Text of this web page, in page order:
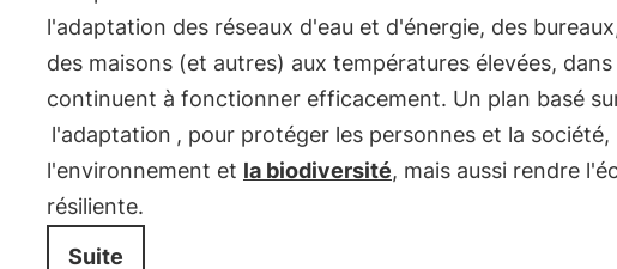
l'adaptation des réseaux d'eau et d'énergie, des
des maisons (et autres) aux températures élevées,
continuent à fonctionner efficacement. Un plan basé
l'adaptation , pour protéger les personnes et la
l'environnement et la biodiversité, mais aussi rendre
résiliente.
Suite